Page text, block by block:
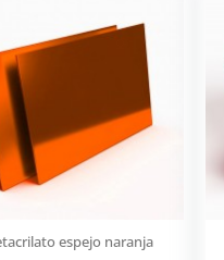
espejo naranja